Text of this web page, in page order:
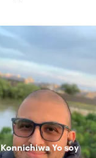
KonnichiwaYo soy